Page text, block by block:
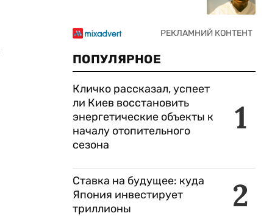
ПОПУЛЯРНОЕ
1
Кличко рассказал, успеет
ли Киев восстановить
энергетические объекты к
началу отопительного
сезона
2
Ставка на будущее: куда
Япония инвестирует
триллионы